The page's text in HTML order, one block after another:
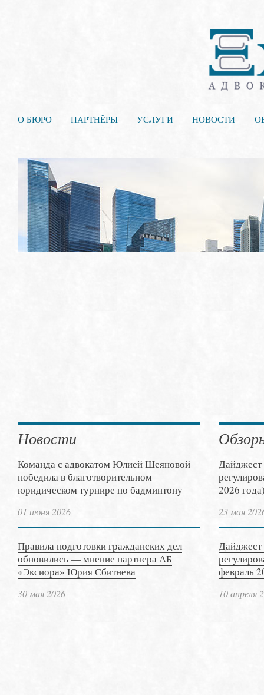
О БЮРО ПАРТНЁРЫ УСЛУГИ НОВОСТИ
Новости
Команда с адвокатом Юлией Шеяновой
победила в благотворительном
юридическом турнире по бадминтону
01 июня 2026
Правила подготовки гражданских дел
обновились — мнение партнера АБ
«Эксиора» Юрия Сбитнева
30 мая 2026
Дайджест
2026
23 мая
Дайджест
февраль
10 апреля